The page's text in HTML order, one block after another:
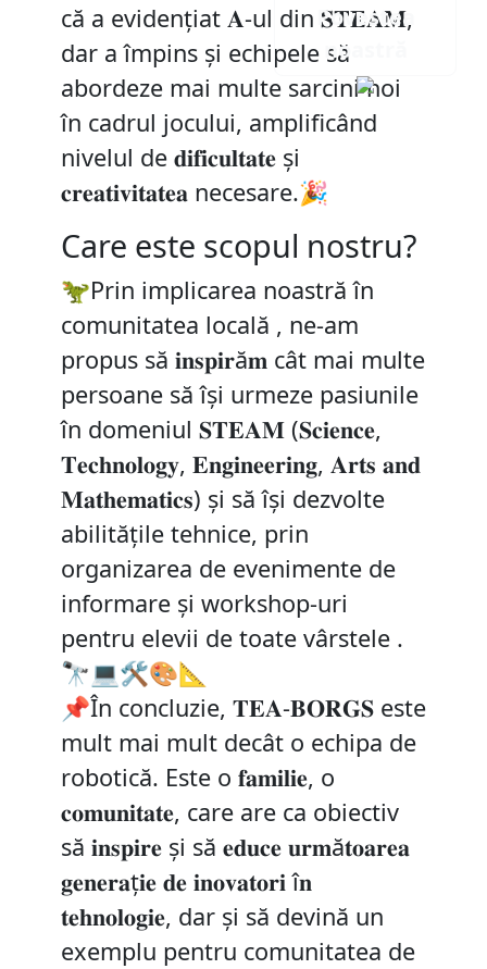
Povestea
noastră
că a evidențiat 𝐀-ul din 𝐒𝐓𝐄𝐀𝐌,
dar a împins și echipele să
abordeze mai multe sarcini noi
în cadrul jocului, amplificând
nivelul de 𝐝𝐢𝐟𝐢𝐜𝐮𝐥𝐭𝐚𝐭𝐞 și
𝐜𝐫𝐞𝐚𝐭𝐢𝐯𝐢𝐭𝐚𝐭𝐞𝐚 necesare.🎉
Care este scopul nostru?
🦖Prin implicarea noastră în
comunitatea locală , ne-am
propus să 𝐢𝐧𝐬𝐩𝐢𝐫ă𝐦 cât mai multe
persoane să își urmeze pasiunile
în domeniul 𝐒𝐓𝐄𝐀𝐌 (𝐒𝐜𝐢𝐞𝐧𝐜𝐞,
𝐓𝐞𝐜𝐡𝐧𝐨𝐥𝐨𝐠𝐲, 𝐄𝐧𝐠𝐢𝐧𝐞𝐞𝐫𝐢𝐧𝐠, 𝐀𝐫𝐭𝐬 𝐚𝐧𝐝
𝐌𝐚𝐭𝐡𝐞𝐦𝐚𝐭𝐢𝐜𝐬) și să își dezvolte
abilitățile tehnice, prin
organizarea de evenimente de
informare și workshop-uri
pentru elevii de toate vârstele .
🔭💻🛠️🎨📐
📌În concluzie, 𝐓𝐄𝐀-𝐁𝐎𝐑𝐆𝐒 este
mult mai mult decât o echipa de
robotică. Este o 𝐟𝐚𝐦𝐢𝐥𝐢𝐞, o
𝐜𝐨𝐦𝐮𝐧𝐢𝐭𝐚𝐭𝐞, care are ca obiectiv
să 𝐢𝐧𝐬𝐩𝐢𝐫𝐞 și să 𝐞𝐝𝐮𝐜𝐞 𝐮𝐫𝐦ă𝐭𝐨𝐚𝐫𝐞𝐚
𝐠𝐞𝐧𝐞𝐫𝐚ț𝐢𝐞 𝐝𝐞 𝐢𝐧𝐨𝐯𝐚𝐭𝐨𝐫𝐢 î𝐧
𝐭𝐞𝐡𝐧𝐨𝐥𝐨𝐠𝐢𝐞, dar și să devină un
exemplu pentru comunitatea de